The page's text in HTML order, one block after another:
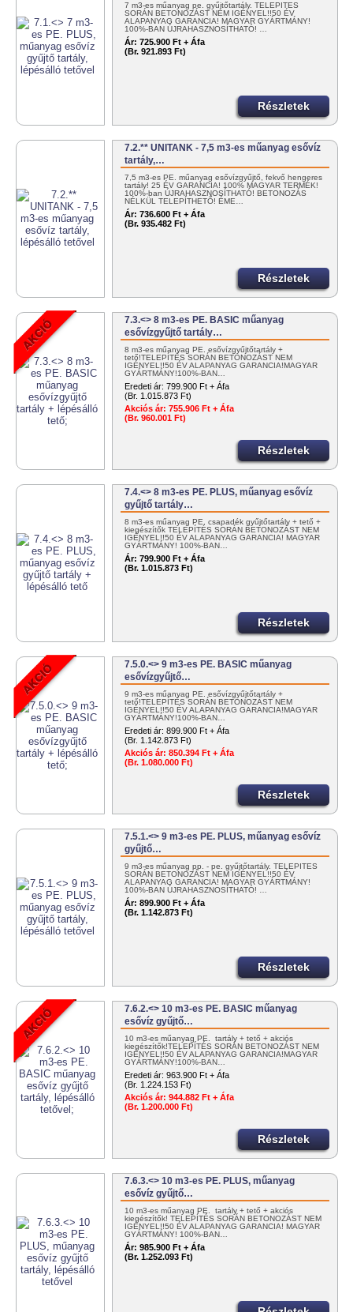
7 m3-es műanyag pe. gyűjtőtartály. TELEPÍTÉS
SORÁN BETONOZÁST NEM IGÉNYEL!!50 ÉV
ALAPANYAG GARANCIA! MAGYAR GYÁRTMÁNY!
100%-BAN ÚJRAHASZNOSÍTHATÓ! …
Ár: 725.900 Ft + Áfa
(Br. 921.893 Ft)
Részletek
7.2.** UNITANK - 7,5 m3-es műanyag esővíz
tartály,…
7,5 m3-es PE. műanyag esővízgyűjtő, fekvő hengeres
tartály! 25 ÉV GARANCIA! 100% MAGYAR TERMÉK!
100%-ban ÚJRAHASZNOSÍTHATÓ! BETONOZÁS
NÉLKÜL TELEPÍTHETŐ! ÉME…
Ár: 736.600 Ft + Áfa
(Br. 935.482 Ft)
Részletek
7.3.<> 8 m3-es PE. BASIC műanyag
esővízgyűjtő tartály…
8 m3-es műanyag PE. esővízgyűjtőtartály +
tető!TELEPÍTÉS SORÁN BETONOZÁST NEM
IGÉNYEL!!50 ÉV ALAPANYAG GARANCIA!MAGYAR
GYÁRTMÁNY!100%-BAN…
Eredeti ár: 799.900 Ft + Áfa
(Br. 1.015.873 Ft)
Akciós ár: 755.906 Ft + Áfa
(Br. 960.001 Ft)
Részletek
7.4.<> 8 m3-es PE. PLUS, műanyag esővíz
gyűjtő tartály…
8 m3-es műanyag PE. csapadék gyűjtőtartály + tető +
kiegészítők TELEPÍTÉS SORÁN BETONOZÁST NEM
IGÉNYEL!!50 ÉV ALAPANYAG GARANCIA! MAGYAR
GYÁRTMÁNY! 100%-BAN…
Ár: 799.900 Ft + Áfa
(Br. 1.015.873 Ft)
Részletek
7.5.0.<> 9 m3-es PE. BASIC műanyag
esővízgyűjtő…
9 m3-es műanyag PE. esővízgyűjtőtartály +
tető!TELEPÍTÉS SORÁN BETONOZÁST NEM
IGÉNYEL!!50 ÉV ALAPANYAG GARANCIA!MAGYAR
GYÁRTMÁNY!100%-BAN…
Eredeti ár: 899.900 Ft + Áfa
(Br. 1.142.873 Ft)
Akciós ár: 850.394 Ft + Áfa
(Br. 1.080.000 Ft)
Részletek
7.5.1.<> 9 m3-es PE. PLUS, műanyag esővíz
gyűjtő…
9 m3-es műanyag pp. - pe. gyűjtőtartály. TELEPÍTÉS
SORÁN BETONOZÁST NEM IGÉNYEL!!50 ÉV
ALAPANYAG GARANCIA! MAGYAR GYÁRTMÁNY!
100%-BAN ÚJRAHASZNOSÍTHATÓ! …
Ár: 899.900 Ft + Áfa
(Br. 1.142.873 Ft)
Részletek
7.6.2.<> 10 m3-es PE. BASIC műanyag
esővíz gyűjtő…
10 m3-es műanyag PE. tartály + tető + akciós
kiegészítők!TELEPÍTÉS SORÁN BETONOZÁST NEM
IGÉNYEL!!50 ÉV ALAPANYAG GARANCIA!MAGYAR
GYÁRTMÁNY!100%-BAN…
Eredeti ár: 963.900 Ft + Áfa
(Br. 1.224.153 Ft)
Akciós ár: 944.882 Ft + Áfa
(Br. 1.200.000 Ft)
Részletek
7.6.3.<> 10 m3-es PE. PLUS, műanyag
esővíz gyűjtő…
10 m3-es műanyag PE. tartály + tető + akciós
kiegészítők! TELEPÍTÉS SORÁN BETONOZÁST NEM
IGÉNYEL!!50 ÉV ALAPANYAG GARANCIA! MAGYAR
GYÁRTMÁNY! 100%-BAN…
Ár: 985.900 Ft + Áfa
(Br. 1.252.093 Ft)